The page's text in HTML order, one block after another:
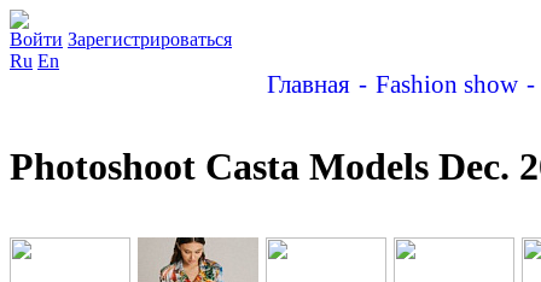
Войти Зарегистрироваться
Ru En
Главная Fashion show
Photoshoot Casta Models Dec.